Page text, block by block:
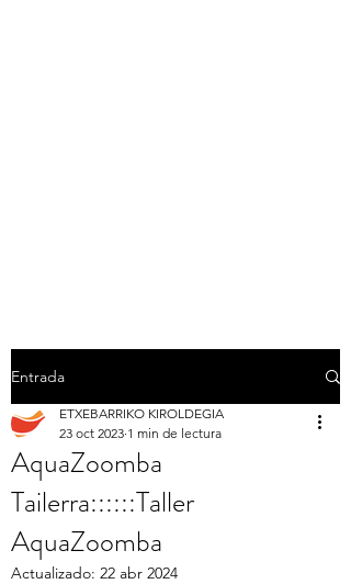
Entrada
AquaZoomba
Tailerra::::::Taller
AquaZoomba
ETXEBARRIKO KIROLDEGIA
23 oct 2023 1 min de lectura
Actualizado: 22 abr 2024